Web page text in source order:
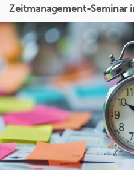
Zeitmanagement-Seminar